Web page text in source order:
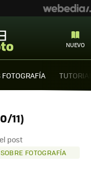
NUEVO
FOTOGRAFÍA
11)
post
FOTOGRAFÍA